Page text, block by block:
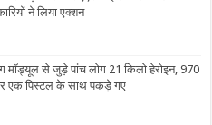
ने लिया एक्शन
मॉड्यूल से जुड़े पांच लोग 21 किलो हेरोइन, 970
एक पिस्टल के साथ पकड़े गए